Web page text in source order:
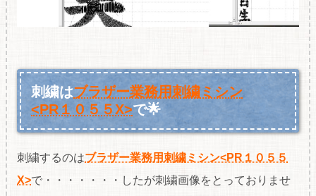
刺繍はブラザー業務用刺繍ミシン
<PR１０５５X>で🌟
刺繍するのはブラザー業務用刺繍ミシン<PR１０５５
X>で・・・・・・・したが刺繍画像をとっておりませ